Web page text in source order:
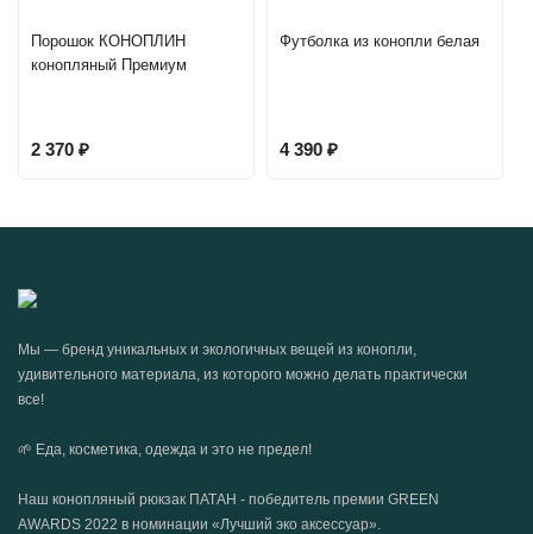
Порошок КОНОПЛИН
конопляный Премиум
2 370 ₽
Футболка из конопли белая
4 390 ₽
Мы — бренд уникальных и экологичных вещей из конопли,
удивительного материала, из которого можно делать практически
все!
🌱 Еда, косметика, одежда и это не предел!
Наш конопляный рюкзак ПАТАН - победитель премии GREEN
AWARDS 2022 в номинации «Лучший эко аксессуар».